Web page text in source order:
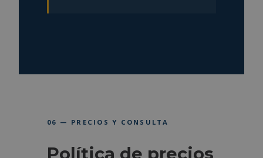
06 — PRECIOS Y CONSULTA
Política de precios